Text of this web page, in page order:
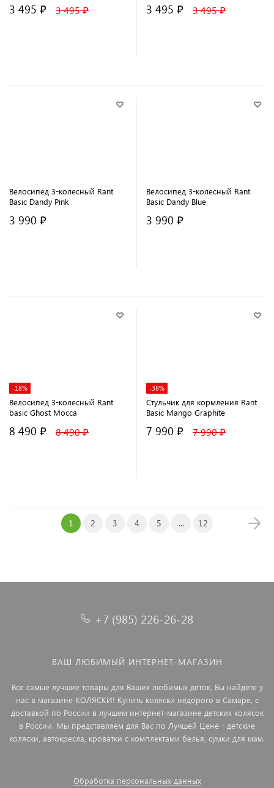
3 495 ₽ 3 495 ₽ 3 495 ₽ 3 495 ₽
Велосипед 3-колесный Rant
Basic Dandy Pink
3 990 ₽
Велосипед 3-колесный Rant
Basic Dandy Blue
3 990 ₽
-18%
Велосипед 3-колесный Rant
basic Ghost Mocca
8 490 ₽ 8 490 ₽
-38%
Стульчик для кормления Rant
Basic Mango Graphite
7 990 ₽ 7 990 ₽
1 2 3 4 5 ... 12
+7 (985) 226-26-28
ВАШ ЛЮБИМЫЙ ИНТЕРНЕТ-МАГАЗИН
Все самые лучшие товары для Ваших любимых деток, Вы найдете у
нас в магазине КОЛЯСКИ! Купить коляски недорого в Самаре, с
доставкой по России в лучшем интернет-магазине детских колясок
в России. Мы представляем для Вас по Лучшей Цене - детские
коляски, автокресла, кроватки с комплектами белья, сумки для мам.
Обработка персональных данных